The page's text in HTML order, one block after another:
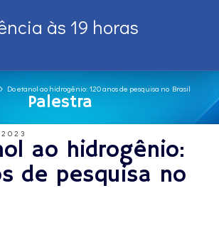
às 19 horas
Do etanol ao hidrogênio: 120 anos de pesquisa no Brasil
Palestra
ao hidrogênio:
de pesquisa no